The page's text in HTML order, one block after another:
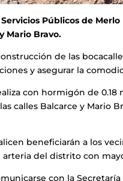
Públicos de
Mario Bravo.
de las
y asegurar la
con hormigón de 0.18
calles Balcarce y Mario
beneficiarán a los
del distrito con
con la